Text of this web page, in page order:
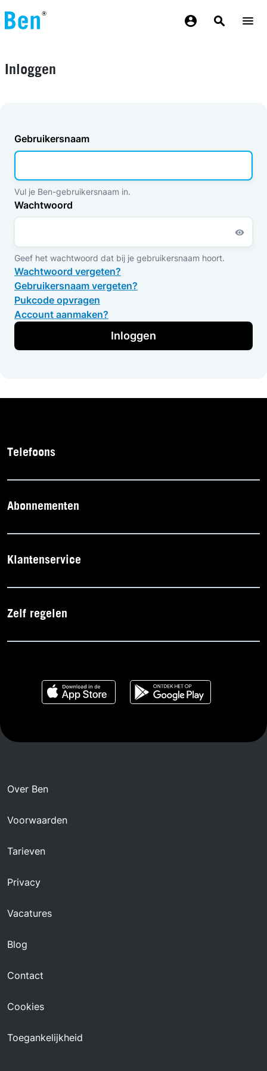
Inloggen
Gebruikersnaam
Vul je Ben-gebruikersnaam in.
Wachtwoord
Geef het wachtwoord dat bij je gebruikersnaam hoort.
Wachtwoord vergeten?
Gebruikersnaam vergeten?
Pukcode opvragen
Account aanmaken?
Inloggen
Telefoons
Abonnementen
Klantenservice
Zelf regelen
Over Ben
Voorwaarden
Tarieven
Privacy
Vacatures
Blog
Contact
Cookies
Toegankelijkheid